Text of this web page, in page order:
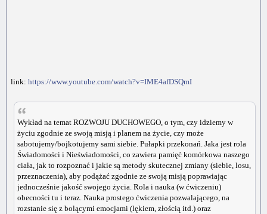
link: https://www.youtube.com/watch?v=IME4afDSQmI
Wykład na temat ROZWOJU DUCHOWEGO, o tym, czy idziemy w
życiu zgodnie ze swoją misją i planem na życie, czy może
sabotujemy/bojkotujemy sami siebie. Pułapki przekonań. Jaka jest rola
Świadomości i Nieświadomości, co zawiera pamięć komórkowa naszego
ciała, jak to rozpoznać i jakie są metody skutecznej zmiany (siebie, losu,
przeznaczenia), aby podążać zgodnie ze swoją misją poprawiając
jednocześnie jakość swojego życia. Rola i nauka (w ćwiczeniu)
obecności tu i teraz. Nauka prostego ćwiczenia pozwalającego, na
rozstanie się z bolącymi emocjami (lękiem, złością itd.) oraz